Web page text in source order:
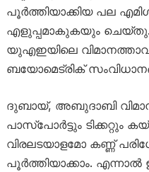
പൂർത്തിയാക്കിയ പല
എളുപ്പമാകുകയും
യുഎഇയിലെ
ബയോമെട്രിക്
ദുബായ്, അബുദാബി
പാസ്‌പോർട്ടും ടിക്കറ്റും
വിരലടയാളമോ കണ്ണ്
പൂർത്തിയാക്കാം.